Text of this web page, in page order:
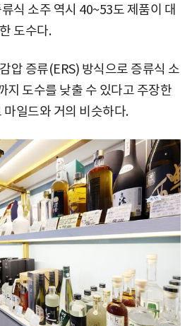
식 소주 역시 40~53도 제품이 대
도수다.
압 증류(ERS) 방식으로 증류식 소
지 도수를 낮출 수 있다고 주장한
일드와 거의 비슷하다.